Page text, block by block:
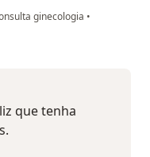
ginecologia •
que tenha